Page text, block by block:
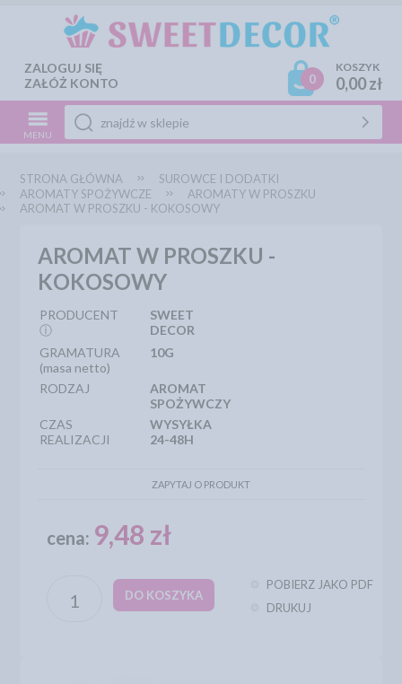
ZALOGUJ SIĘ
ZAŁÓŻ KONTO
0
KOSZYK
0,00 zł
MENU
STRONA GŁÓWNA
SUROWCE I DODATKI
AROMATY SPOŻYWCZE
AROMATY W PROSZKU
AROMAT W PROSZKU - KOKOSOWY
AROMAT W PROSZKU -
KOKOSOWY
PRODUCENT
ⓘ
SWEET
DECOR
GRAMATURA
(masa netto)
10G
RODZAJ
AROMAT
SPOŻYWCZY
CZAS
REALIZACJI
WYSYŁKA
24-48H
ZAPYTAJ O PRODUKT
cena: 9,48 zł
DO KOSZYKA
POBIERZ JAKO PDF
DRUKUJ